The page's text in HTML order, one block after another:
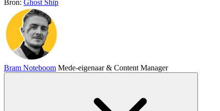
Bron: Ghost Ship
Bram Noteboom Mede-eigenaar & Content Manager